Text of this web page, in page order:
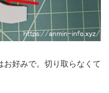
好みで。切り取らなくて